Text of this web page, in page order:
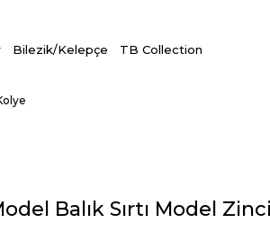
Bilezik/Kelepçe TB Collection
Balık Sırtı Model